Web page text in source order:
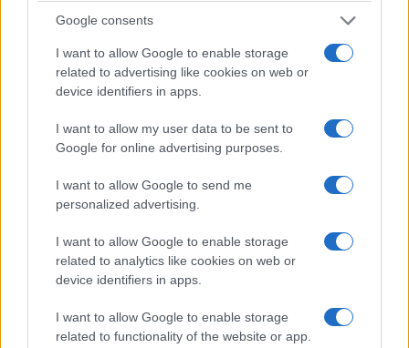
Google consents
I want to allow Google to enable storage
related to advertising like cookies on web or
device identifiers in apps.
I want to allow my user data to be sent to
Google for online advertising purposes.
I want to allow Google to send me
personalized advertising.
I want to allow Google to enable storage
related to analytics like cookies on web or
device identifiers in apps.
I want to allow Google to enable storage
related to functionality of the website or app.
Israele: in Italia anche il governo di centrodestra
cooperazione militare con lo Stato ebraico, dopo
che questo ha subito il pogrom del 7 Ottobre.
Gli obiettivi del DSA
Ma allora non sono comunisti? Per ora no, ma
vorrebbero esserlo. Per ora no, perché comunque
si muovono nella politica americana, in un
contesto fortemente liberale e decentrato, molto
più che nei più liberi Paesi europei. E quindi
devono limitarsi a proporre quel che si può
introdurre subito, considerando gli attuali rapporti